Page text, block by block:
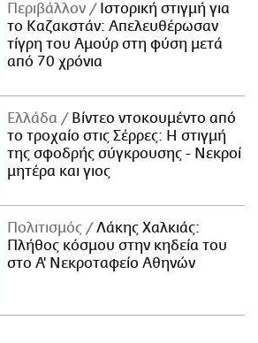
Περιβάλλον
Ιστορική στιγμή για
το Καζακστάν: Απελευθέρωσαν
τίγρη του Αμούρ στη φύση μετά
από 70 χρόνια
Ελλάδα
Βίντεο ντοκουμέντο από
το τροχαίο στις Σέρρες: Η στιγμή
της σφοδρής σύγκρουσης - Νεκροί
μητέρα και γιος
Πολιτισμός
Λάκης Χαλκιάς:
Πλήθος κόσμου στην κηδεία του
στο Α' Νεκροταφείο Αθηνών